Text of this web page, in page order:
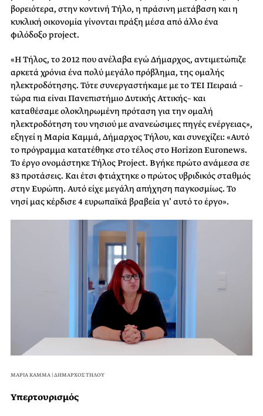
βορειότερα, στην κοντινή Τήλο, η πράσινη μετάβαση και η
κυκλική οικονομία γίνονται πράξη μέσα από άλλο ένα
φιλόδοξο project.
«Η Τήλος, το 2012 που ανέλαβα εγώ Δήμαρχος, αντιμετώπιζε
αρκετά χρόνια ένα πολύ μεγάλο πρόβλημα, της ομαλής
ηλεκτροδότησης. Τότε συνεργαστήκαμε με το ΤΕΙ Πειραιά –
τώρα πια είναι Πανεπιστήμιο Δυτικής Αττικής– και
καταθέσαμε ολοκληρωμένη πρόταση για την ομαλή
ηλεκτροδότηση του νησιού με ανανεώσιμες πηγές ενέργειας»,
εξηγεί η Μαρία Καμμά, Δήμαρχος Τήλου, και συνεχίζει: «Αυτό
το πρόγραμμα κατατέθηκε στο τέλος στο Horizon Euronews.
Το έργο ονομάστηκε Τήλος Project. Βγήκε πρώτο ανάμεσα σε
83 προτάσεις. Και έτσι φτιάχτηκε ο πρώτος υβριδικός σταθμός
στην Ευρώπη. Αυτό είχε μεγάλη απήχηση παγκοσμίως. Το
νησί μας κέρδισε 4 ευρωπαϊκά βραβεία γι’ αυτό το έργο».
ΜΑΡΙΑ ΚΑΜΜΑ | ΔΗΜΑΡΧΟΣ ΤΗΛΟΥ
Υπερτουρισμός